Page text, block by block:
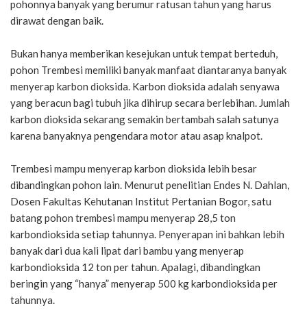
pohonnya banyak yang berumur ratusan tahun yang harus
dirawat dengan baik.
Bukan hanya memberikan kesejukan untuk tempat berteduh,
pohon Trembesi memiliki banyak manfaat diantaranya banyak
menyerap karbon dioksida. Karbon dioksida adalah senyawa
yang beracun bagi tubuh jika dihirup secara berlebihan. Jumlah
karbon dioksida sekarang semakin bertambah salah satunya
karena banyaknya pengendara motor atau asap knalpot.
Trembesi mampu menyerap karbon dioksida lebih besar
dibandingkan pohon lain. Menurut penelitian Endes N. Dahlan,
Dosen Fakultas Kehutanan Institut Pertanian Bogor, satu
batang pohon trembesi mampu menyerap 28,5 ton
karbondioksida setiap tahunnya. Penyerapan ini bahkan lebih
banyak dari dua kali lipat dari bambu yang menyerap
karbondioksida 12 ton per tahun. Apalagi, dibandingkan
beringin yang “hanya” menyerap 500 kg karbondioksida per
tahunnya.